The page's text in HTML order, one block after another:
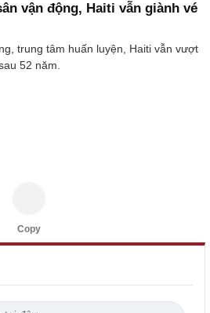
vận động, Haiti vẫn giành vé
trung tâm huấn luyện, Haiti vẫn vượt
52 năm.
Copy